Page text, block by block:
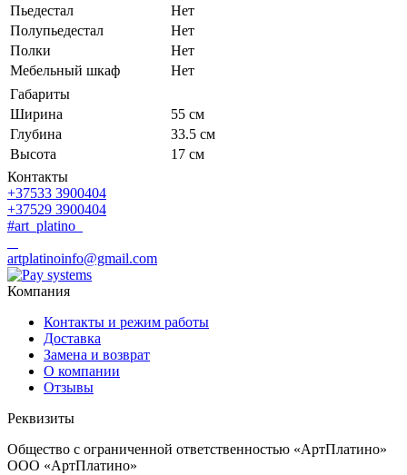
Пьедестал
Нет
Полупьедестал
Нет
Полки
Нет
Мебельный шкаф
Нет
Габариты
Ширина
55 см
Глубина
33.5 см
Высота
17 см
Контакты
+37533 3900404
+37529 3900404
#art_platino
artplatinoinfo@gmail.com
Компания
Контакты и режим работы
Доставка
Замена и возврат
О компании
Отзывы
Реквизиты
Общество с ограниченной ответственностью «АртПлатино»
ООО «АртПлатино»